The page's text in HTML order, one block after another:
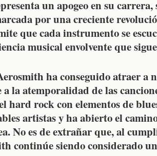
un apogeo en su
por una creciente
que cada instrumento se
musical envolvente que
ha conseguido atraer a
a la atemporalidad de las
hard rock con elementos de
artistas y ha abierto el
No es de extrañar que, al
continúe siendo considerado